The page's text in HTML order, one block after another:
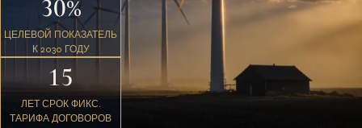
30%
ЦЕЛЕВОЙ ПОКАЗАТЕЛЬ
К 2030 ГОДУ
15
ЛЕТ СРОК ФИКС.
ТАРИФА ДОГОВОРОВ